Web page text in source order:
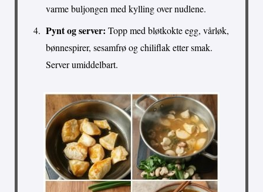
varme buljongen med kylling over nudlene.
Pynt og server: Topp med bløtkokte egg, vårløk,
bønnespirer, sesamfrø og chiliflak etter smak.
Server umiddelbart.